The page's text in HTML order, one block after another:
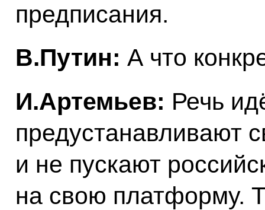
предписания.
В.Путин: А что
И.Артемьев: Речь
предустанавливают
и не пускают
на свою платформу.